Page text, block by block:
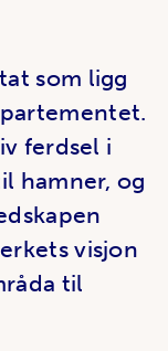
som ligg
ferdsel i
hamner, og
visjon
til